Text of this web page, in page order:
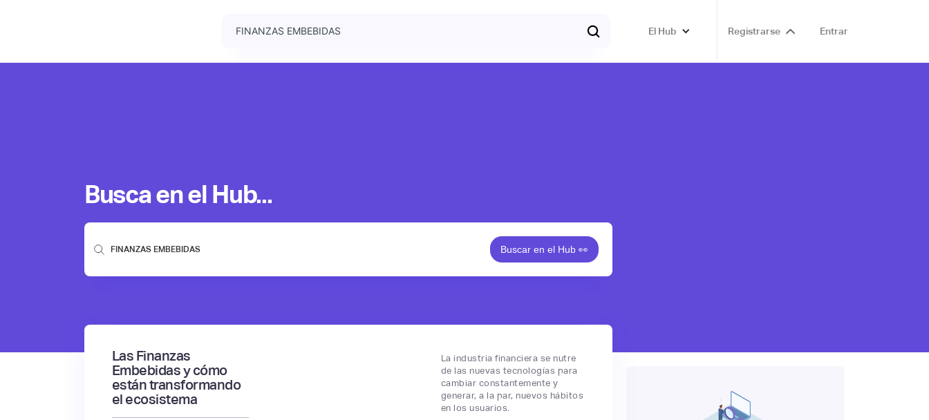
El Hub Registrarse Entrar
Busca en el Hub...
Las Finanzas
Embebidas y cómo
están transformando
el ecosistema
La industria financiera se nutre
de las nuevas tecnologías para
cambiar constantemente y
generar, a la par, nuevos hábitos
en los usuarios.